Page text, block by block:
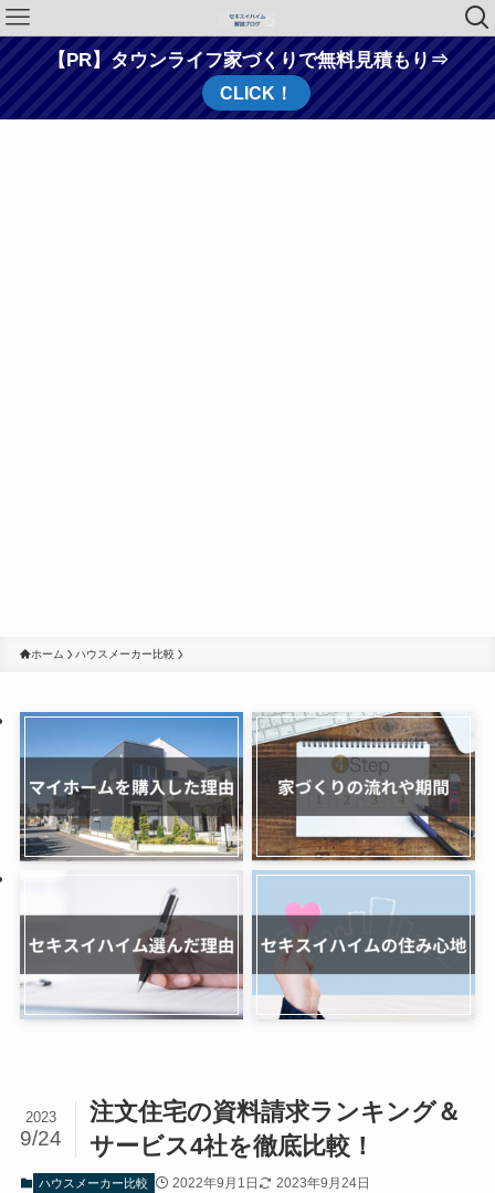
【PR】タウンライフ家づくりで無料見積もり⇒
CLICK！
ホーム ハウスメーカー比較
注文住宅の資料請求ランキング＆
サービス4社を徹底比較！
2023
9/24
ハウスメーカー比較 2022年9月1日 2023年9月24日